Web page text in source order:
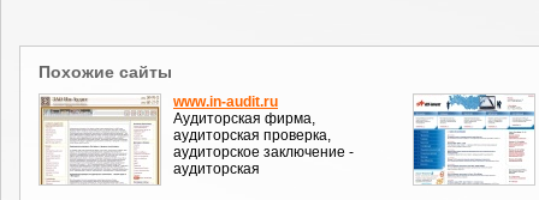
Похожие сайты
www.in-audit.ru
Аудиторская фирма,
аудиторская проверка,
аудиторское заключение -
аудиторская